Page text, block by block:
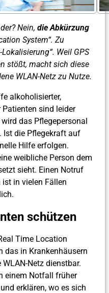
Nein, die Abkürzung
System“. Zu
Weil GPS
stößt, macht sich diese
WLAN-Netz zu Nutze.
alkoholisierter,
sind leider
das Pflegepersonal
Ist die Pflegekraft auf
Hilfe erfolgen.
weibliche Person dem
sieht. Einen Notruf
in vielen Fällen
schützen
Time Location
das in Krankenhäusern
Netz dienstbar.
einem Notfall früher
erklären, wo es sich